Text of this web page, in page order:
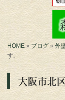
HOME » ブログ» 外
す。
大阪市北